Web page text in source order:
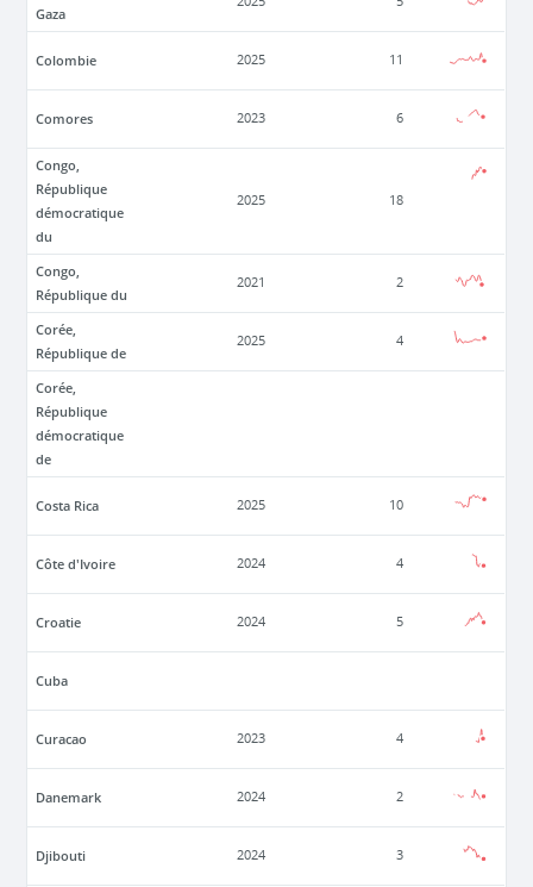
Gaza
Colombie 2025 11
Comores 2023 6
Congo,
République
démocratique
du
2025 18
Congo,
République du
2021 2
Corée,
République de
2025 4
Corée,
République
démocratique
de
Costa Rica 2025 10
Côte d'Ivoire 2024 4
Croatie 2024 5
Cuba
Curacao 2023 4
Danemark 2024 2
Djibouti 2024 3